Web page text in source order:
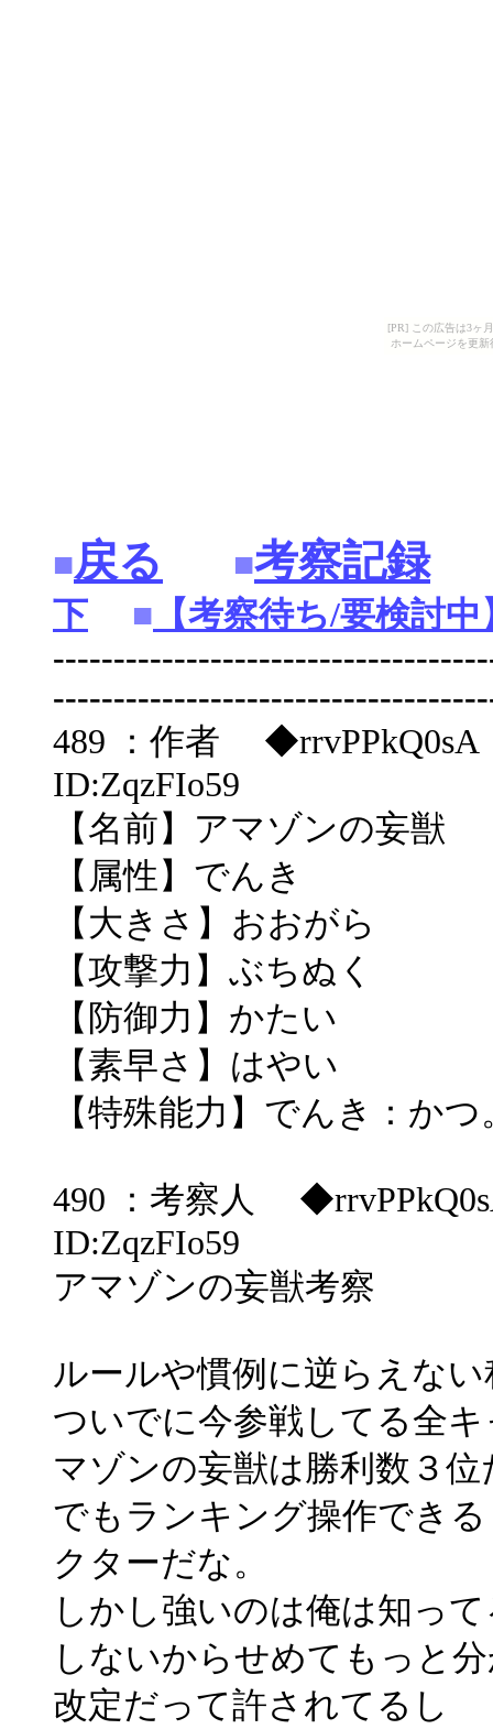
[PR] この広告は3ヶ
ホームページを更
■戻る ■考察記録
下 ■ 【考察待ち/要検討中
489 ：作者 ◆rrvPPkQ0sA
ID:ZqzFIo59
【名前】アマゾンの妄獣
【属性】でんき
【大きさ】おおがら
【攻撃力】ぶちぬく
【防御力】かたい
【素早さ】はやい
【特殊能力】でんき：かつ
490 ：考察人
ID:ZqzFIo59
アマゾンの妄獣考察
ルールや慣例に逆らえな
ついでに今参戦してる全
マゾンの妄獣は勝利数３位
でもランキング操作でき
クターだな。
しかし強いのは俺は知っ
しないからせめてもっと
改定だって許されてるし